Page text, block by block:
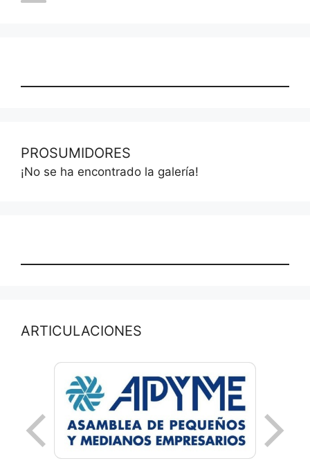
PROSUMIDORES
¡No se ha encontrado la galería!
ARTICULACIONES